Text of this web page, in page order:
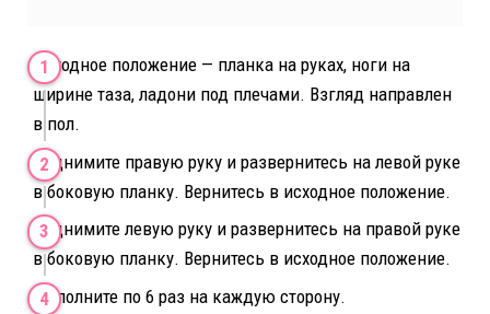
Исходное положение — планка на руках, ноги на
ширине таза, ладони под плечами. Взгляд направлен
в пол.
Поднимите правую руку и развернитесь на левой руке
в боковую планку. Вернитесь в исходное положение.
Поднимите левую руку и развернитесь на правой руке
в боковую планку. Вернитесь в исходное положение.
Выполните по 6 раз на каждую сторону.